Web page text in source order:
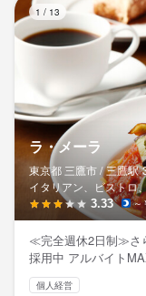
1 / 13
ラ・メーラ
東京都 三鷹市 / 三鷹駅
イタリアン、ビストロ
3.33 ～
≪完全週休2日制≫さ
採用中 アルバイト
個人経営
ISENTEI
勤務地
東京都三鷹市井の頭4-
連絡先
042-226-7667
法人名・事業者名
株式会社overwhelming
少しでも興味をお持ち
一度、カジュアルに
店名
ISENTEI
勤務地
東京都三鷹市井の頭4-
少しでも興味をお持ち
一度、カジュアルにお
店名
ISENTEI
勤務地
東京都三鷹市井の頭4-
勤務地
東京都三鷹市井の頭
連絡先
042-226-7667
法人名・事業者名
株式会社overwhelming
最終更新日2026/06/05